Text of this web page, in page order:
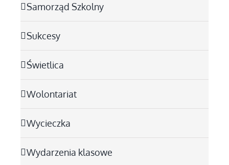
Samorząd Szkolny
Sukcesy
Świetlica
Wolontariat
Wycieczka
Wydarzenia klasowe